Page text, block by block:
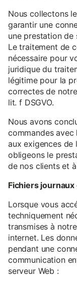
Nous collectons
garantir une
une prestation de
Le traitement de
nécessaire pour
juridique du
légitime pour la
correctes de
lit. f DSGVO.
Nous avons
commandes
aux exigences de
obligeons le
de nos clients et
Fichiers
Lorsque vous
techniquement
transmises à
internet. Les
pendant une
communication
serveur Web :